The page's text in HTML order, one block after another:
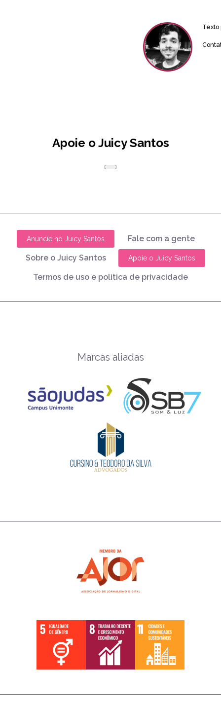
Texto
Apoie o Juicy Santos
Anuncie no Juicy Santos Fale com a gente
Sobre o Juicy Santos Apoie o Juicy Santos
Termos de uso e política de privacidade
Marcas aliadas